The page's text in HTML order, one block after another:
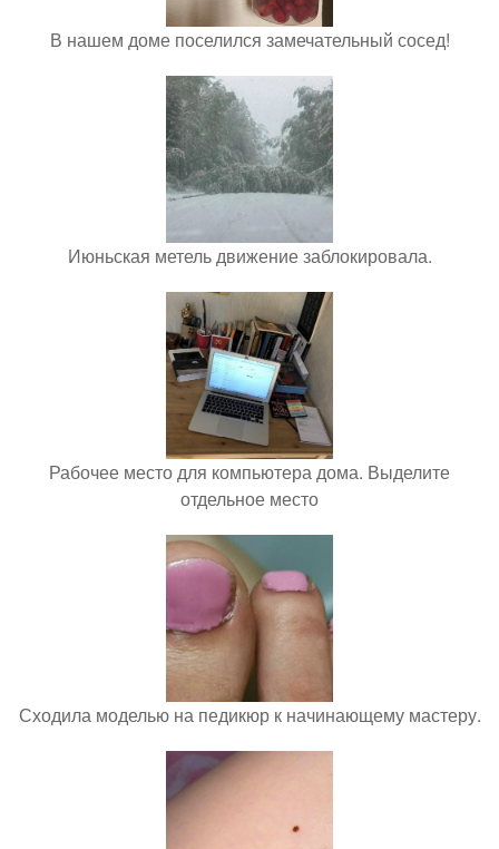
В нашем доме поселился замечательный сосед!
Июньская метель движение заблокировала.
Рабочее место для компьютера дома. Выделите
отдельное место
Сходила моделью на педикюр к начинающему мастеру.